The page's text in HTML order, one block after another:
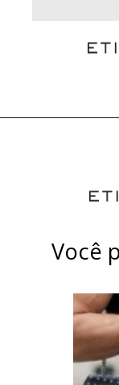
Você